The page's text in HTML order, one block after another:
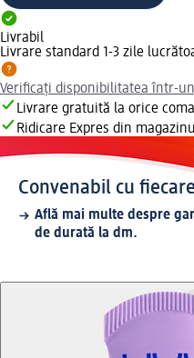
Livrabil
Livrare standard 1-3 zile
Verificați disponibilitatea într-
Livrare gratuită la orice
Ridicare Expres din
Convenabil cu
Află mai multe despre
de durată la dm.